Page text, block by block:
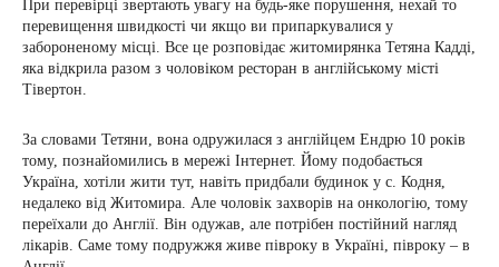
При перевірці звертають увагу на будь-яке порушення, нехай то
перевищення швидкості чи якщо ви припаркувалися у
забороненому місці. Все це розповідає житомирянка Тетяна Кадді,
яка відкрила разом з чоловіком ресторан в англійському місті
Тівертон.
За словами Тетяни, вона одружилася з англійцем Ендрю 10 років
тому, познайомились в мережі Інтернет. Йому подобається
Україна, хотіли жити тут, навіть придбали будинок у с. Кодня,
недалеко від Житомира. Але чоловік захворів на онкологію, тому
переїхали до Англії. Він одужав, але потрібен постійний нагляд
лікарів. Саме тому подружжя живе півроку в Україні, півроку – в